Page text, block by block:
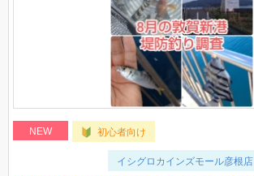
NEW 初心者向け
イシグロカインズモール彦根店